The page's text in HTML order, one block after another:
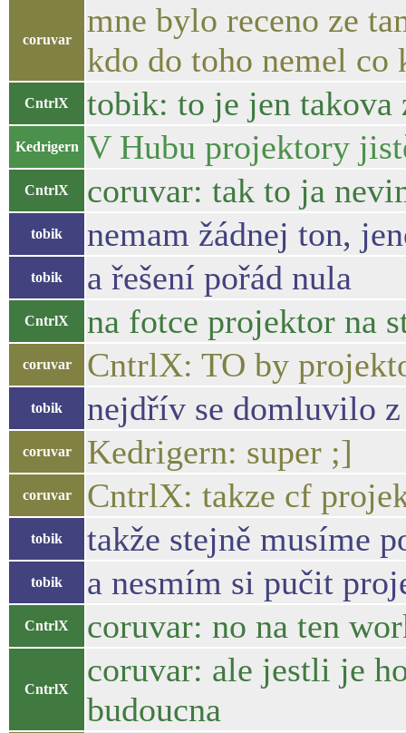
coruvar
mne bylo receno ze
kdo do toho nemel co
CntrlX tobik: to je jen takova
Kedrigern V Hubu projektory
CntrlX coruvar: tak to ja
tobik nemam žádnej ton,
tobik a řešení pořád nula
CntrlX na fotce projektor na
coruvar CntrlX: TO by
tobik nejdřív se domluvilo z
coruvar Kedrigern: super ;]
coruvar CntrlX: takze cf
tobik takže stejně musíme
tobik a nesmím si pučit
CntrlX coruvar: no na ten
CntrlX
coruvar: ale jestli je
budoucna